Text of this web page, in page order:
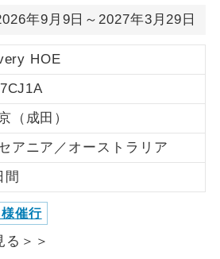
年9月9日～2027年3月29日
HOE
（成田）
アニア／オーストラリア
間
催行
る＞＞
。